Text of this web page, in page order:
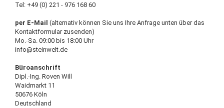
Tel: +49 (0) 221 - 976 168 60
per E-Mail (alternativ können Sie uns Ihre Anfrage unten über das
Kontaktformular zusenden)
Mo.-Sa. 09:00 bis 18:00 Uhr
info@steinwelt.de
Büroanschrift
Dipl.-Ing. Roven Will
Waidmarkt 11
50676 Köln
Deutschland